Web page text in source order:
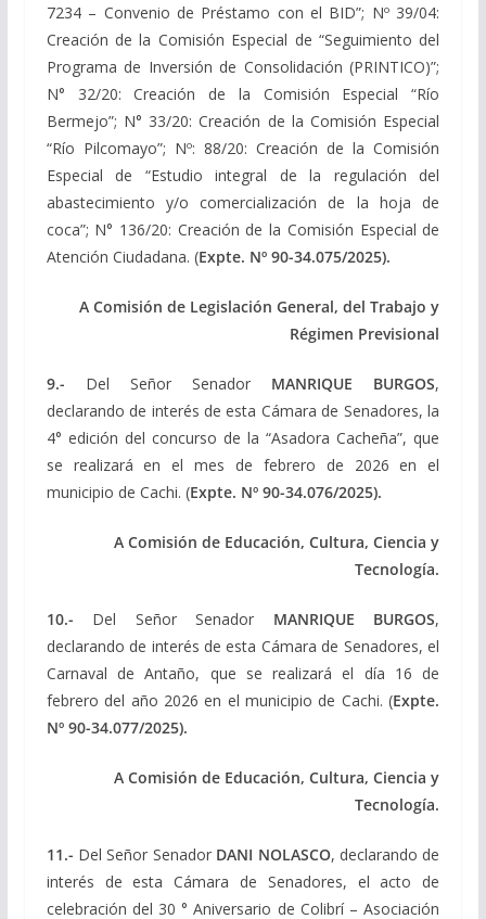
7234 – Convenio de Préstamo con el BID”; Nº 39/04:
Creación de la Comisión Especial de “Seguimiento del
Programa de Inversión de Consolidación (PRINTICO)”;
N° 32/20: Creación de la Comisión Especial “Río
Bermejo”; N° 33/20: Creación de la Comisión Especial
“Río Pilcomayo”; Nº: 88/20: Creación de la Comisión
Especial de “Estudio integral de la regulación del
abastecimiento y/o comercialización de la hoja de
coca”; N° 136/20: Creación de la Comisión Especial de
Atención Ciudadana. (Expte. Nº 90-34.075/2025).
A Comisión de Legislación General, del Trabajo y
Régimen Previsional
9.- Del Señor Senador MANRIQUE BURGOS,
declarando de interés de esta Cámara de Senadores, la
4° edición del concurso de la “Asadora Cacheña”, que
se realizará en el mes de febrero de 2026 en el
municipio de Cachi. (Expte. Nº 90-34.076/2025).
A Comisión de Educación, Cultura, Ciencia y
Tecnología.
10.- Del Señor Senador MANRIQUE BURGOS,
declarando de interés de esta Cámara de Senadores, el
Carnaval de Antaño, que se realizará el día 16 de
febrero del año 2026 en el municipio de Cachi. (Expte.
Nº 90-34.077/2025).
A Comisión de Educación, Cultura, Ciencia y
Tecnología.
11.- Del Señor Senador DANI NOLASCO, declarando de
interés de esta Cámara de Senadores, el acto de
celebración del 30 ° Aniversario de Colibrí – Asociación